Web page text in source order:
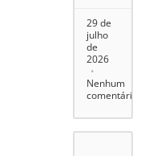
29 de
julho
de
2026
Nenhum
comentário